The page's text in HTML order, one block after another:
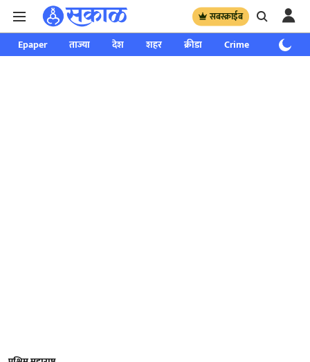
सबस्क्राईब
Epaper ताज्या देश शहर क्रीडा Crime साप्ताहिक